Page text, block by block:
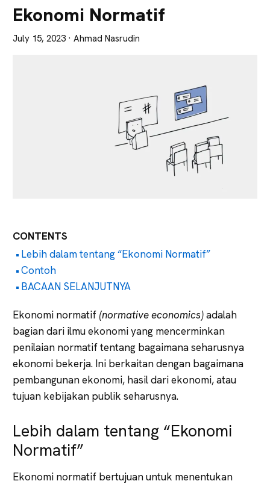
Tajam
Ekonomi Normatif
July 15, 2023 · Ahmad Nasrudin
CONTENTS
Lebih dalam tentang “Ekonomi Normatif”
Contoh
BACAAN SELANJUTNYA
Ekonomi normatif (normative economics)adalah
bagian dari ilmu ekonomi yang mencerminkan
penilaian normatif tentang bagaimana seharusnya
ekonomi bekerja. Ini berkaitan dengan bagaimana
pembangunan ekonomi, hasil dari ekonomi, atau
tujuan kebijakan publik seharusnya.
Lebih dalam tentang “Ekonomi
Normatif”
Ekonomi normatif bertujuan untuk menentukan